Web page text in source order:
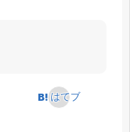
はてブ